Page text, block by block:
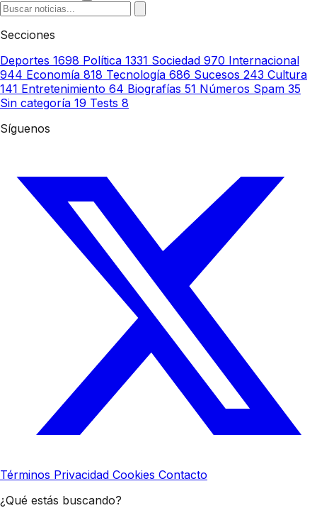
Secciones
Deportes 1698 Política 1331 Sociedad 970 Internacional
944 Economía 818 Tecnología 686 Sucesos 243 Cultura
141 Entretenimiento 64 Biografías 51 Números Spam 35
Sin categoría 19 Tests 8
Síguenos
Términos Privacidad Cookies Contacto
¿Qué estás buscando?